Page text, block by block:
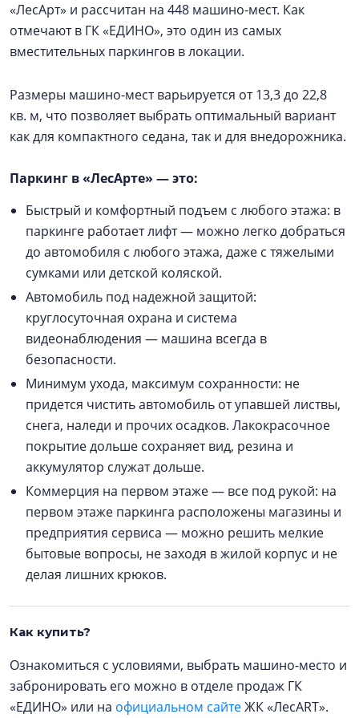
«ЛесAрт» и рассчитан на 448 машино-мест. Как
отмечают в ГК «ЕДИНО», это один из самых
вместительных паркингов в локации.
Размеры машино-мест варьируется от 13,3 до 22,8
кв. м, что позволяет выбрать оптимальный вариант
как для компактного седана, так и для внедорожника.
Паркинг в «ЛесAрте» — это:
Быстрый и комфортный подъем с любого этажа: в
паркинге работает лифт — можно легко добраться
до автомобиля с любого этажа, даже с тяжелыми
сумками или детской коляской.
Автомобиль под надежной защитой:
круглосуточная охрана и система
видеонаблюдения — машина всегда в
безопасности.
Минимум ухода, максимум сохранности: не
придется чистить автомобиль от упавшей листвы,
снега, наледи и прочих осадков. Лакокрасочное
покрытие дольше сохраняет вид, резина и
аккумулятор служат дольше.
Коммерция на первом этаже — все под рукой: на
первом этаже паркинга расположены магазины и
предприятия сервиса — можно решить мелкие
бытовые вопросы, не заходя в жилой корпус и не
делая лишних крюков.
Как купить?
Ознакомиться с условиями, выбрать машино-место и
забронировать его можно в отделе продаж ГК
«ЕДИНО» или на официальном сайтеЖК «ЛесART».